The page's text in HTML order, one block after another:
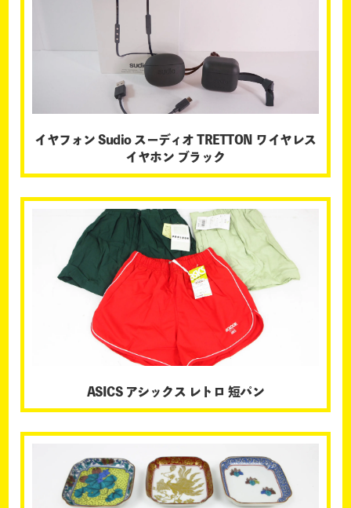
イヤフォン Sudio スーディオ TRETTON ワイヤレス
イヤホン ブラック
ASICS アシックス レトロ 短パン